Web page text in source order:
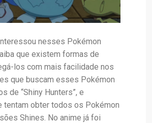
nesses Pokémon
que existem formas de
los com mais facilidade nos
que buscam esses Pokémon
de “Shiny Hunters”, e
tentam obter todos os Pokémon
Shines. No anime já foi